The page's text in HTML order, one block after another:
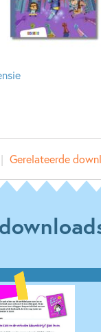
Gerelateerde